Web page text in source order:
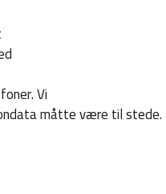
Vi
måtte være til stede.